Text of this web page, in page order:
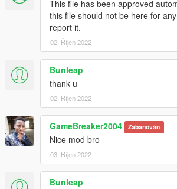
This file has been approved
this file should not be here for
report it.
02. Říjen 2022
Bunleap
thank u
02. Říjen 2022
GameBreaker2004 Zabanován
Nice mod bro
03. Říjen 2022
Bunleap